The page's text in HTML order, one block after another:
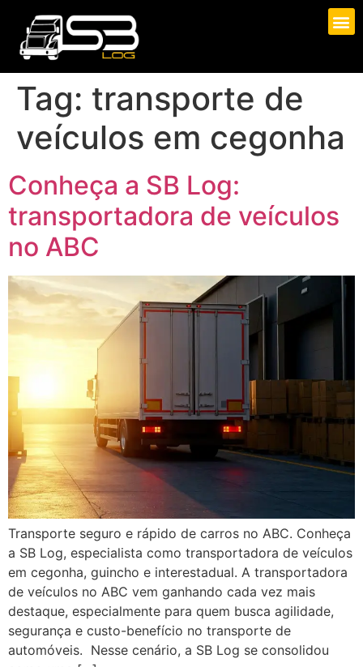
Tag: transporte de
veículos em cegonha
Conheça a SB Log:
transportadora de veículos
no ABC
Transporte seguro e rápido de carros no ABC. Conheça
a SB Log, especialista como transportadora de veículos
em cegonha, guincho e interestadual. A transportadora
de veículos no ABC vem ganhando cada vez mais
destaque, especialmente para quem busca agilidade,
segurança e custo-benefício no transporte de
automóveis. Nesse cenário, a SB Log se consolidou